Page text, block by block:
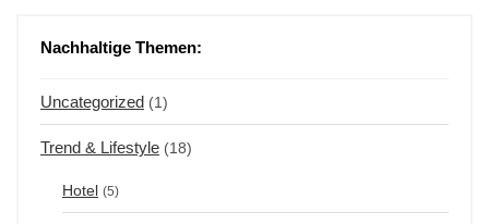
Nachhaltige Themen:
Uncategorized (1)
Trend & Lifestyle (18)
Hotel (5)